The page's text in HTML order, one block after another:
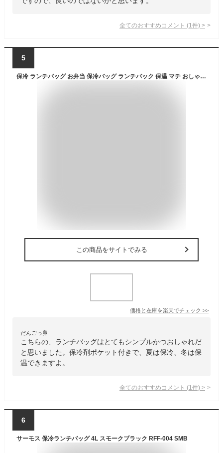
全てのおすすめコメント (1 件) >
5
保冷 ランチバッグ お弁当 保冷バッグ ランチバック 保温 マチ おしゃれ レディース メンズ キッズ 子供 トートバッグ 手提げ 保温バッグ 弁当 保冷剤ポケット 中学生 高校生 通勤 通学 かわいい シンプル 無地 シンプル 野菜柄 森柄 レジャー 公園 //メール便 なら 送料無料
この商品をサイトでみる
価格と在庫を楽天でチェック >>
だんごっ鼻
こちらの、ランチバッグはとてもシンプルかつおしゃれだ
と思いました。保冷剤ポケット付きで、夏は保冷、冬は保
温できますよ。
全てのおすすめコメント (1 件) >
6
サーモス 保冷ランチバッグ 4L スモークブラック RFF-004 SMB